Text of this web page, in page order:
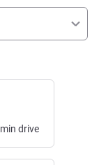
min drive